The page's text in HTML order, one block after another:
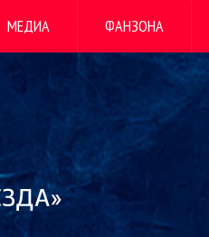
МЕДИА ФАНЗОНА